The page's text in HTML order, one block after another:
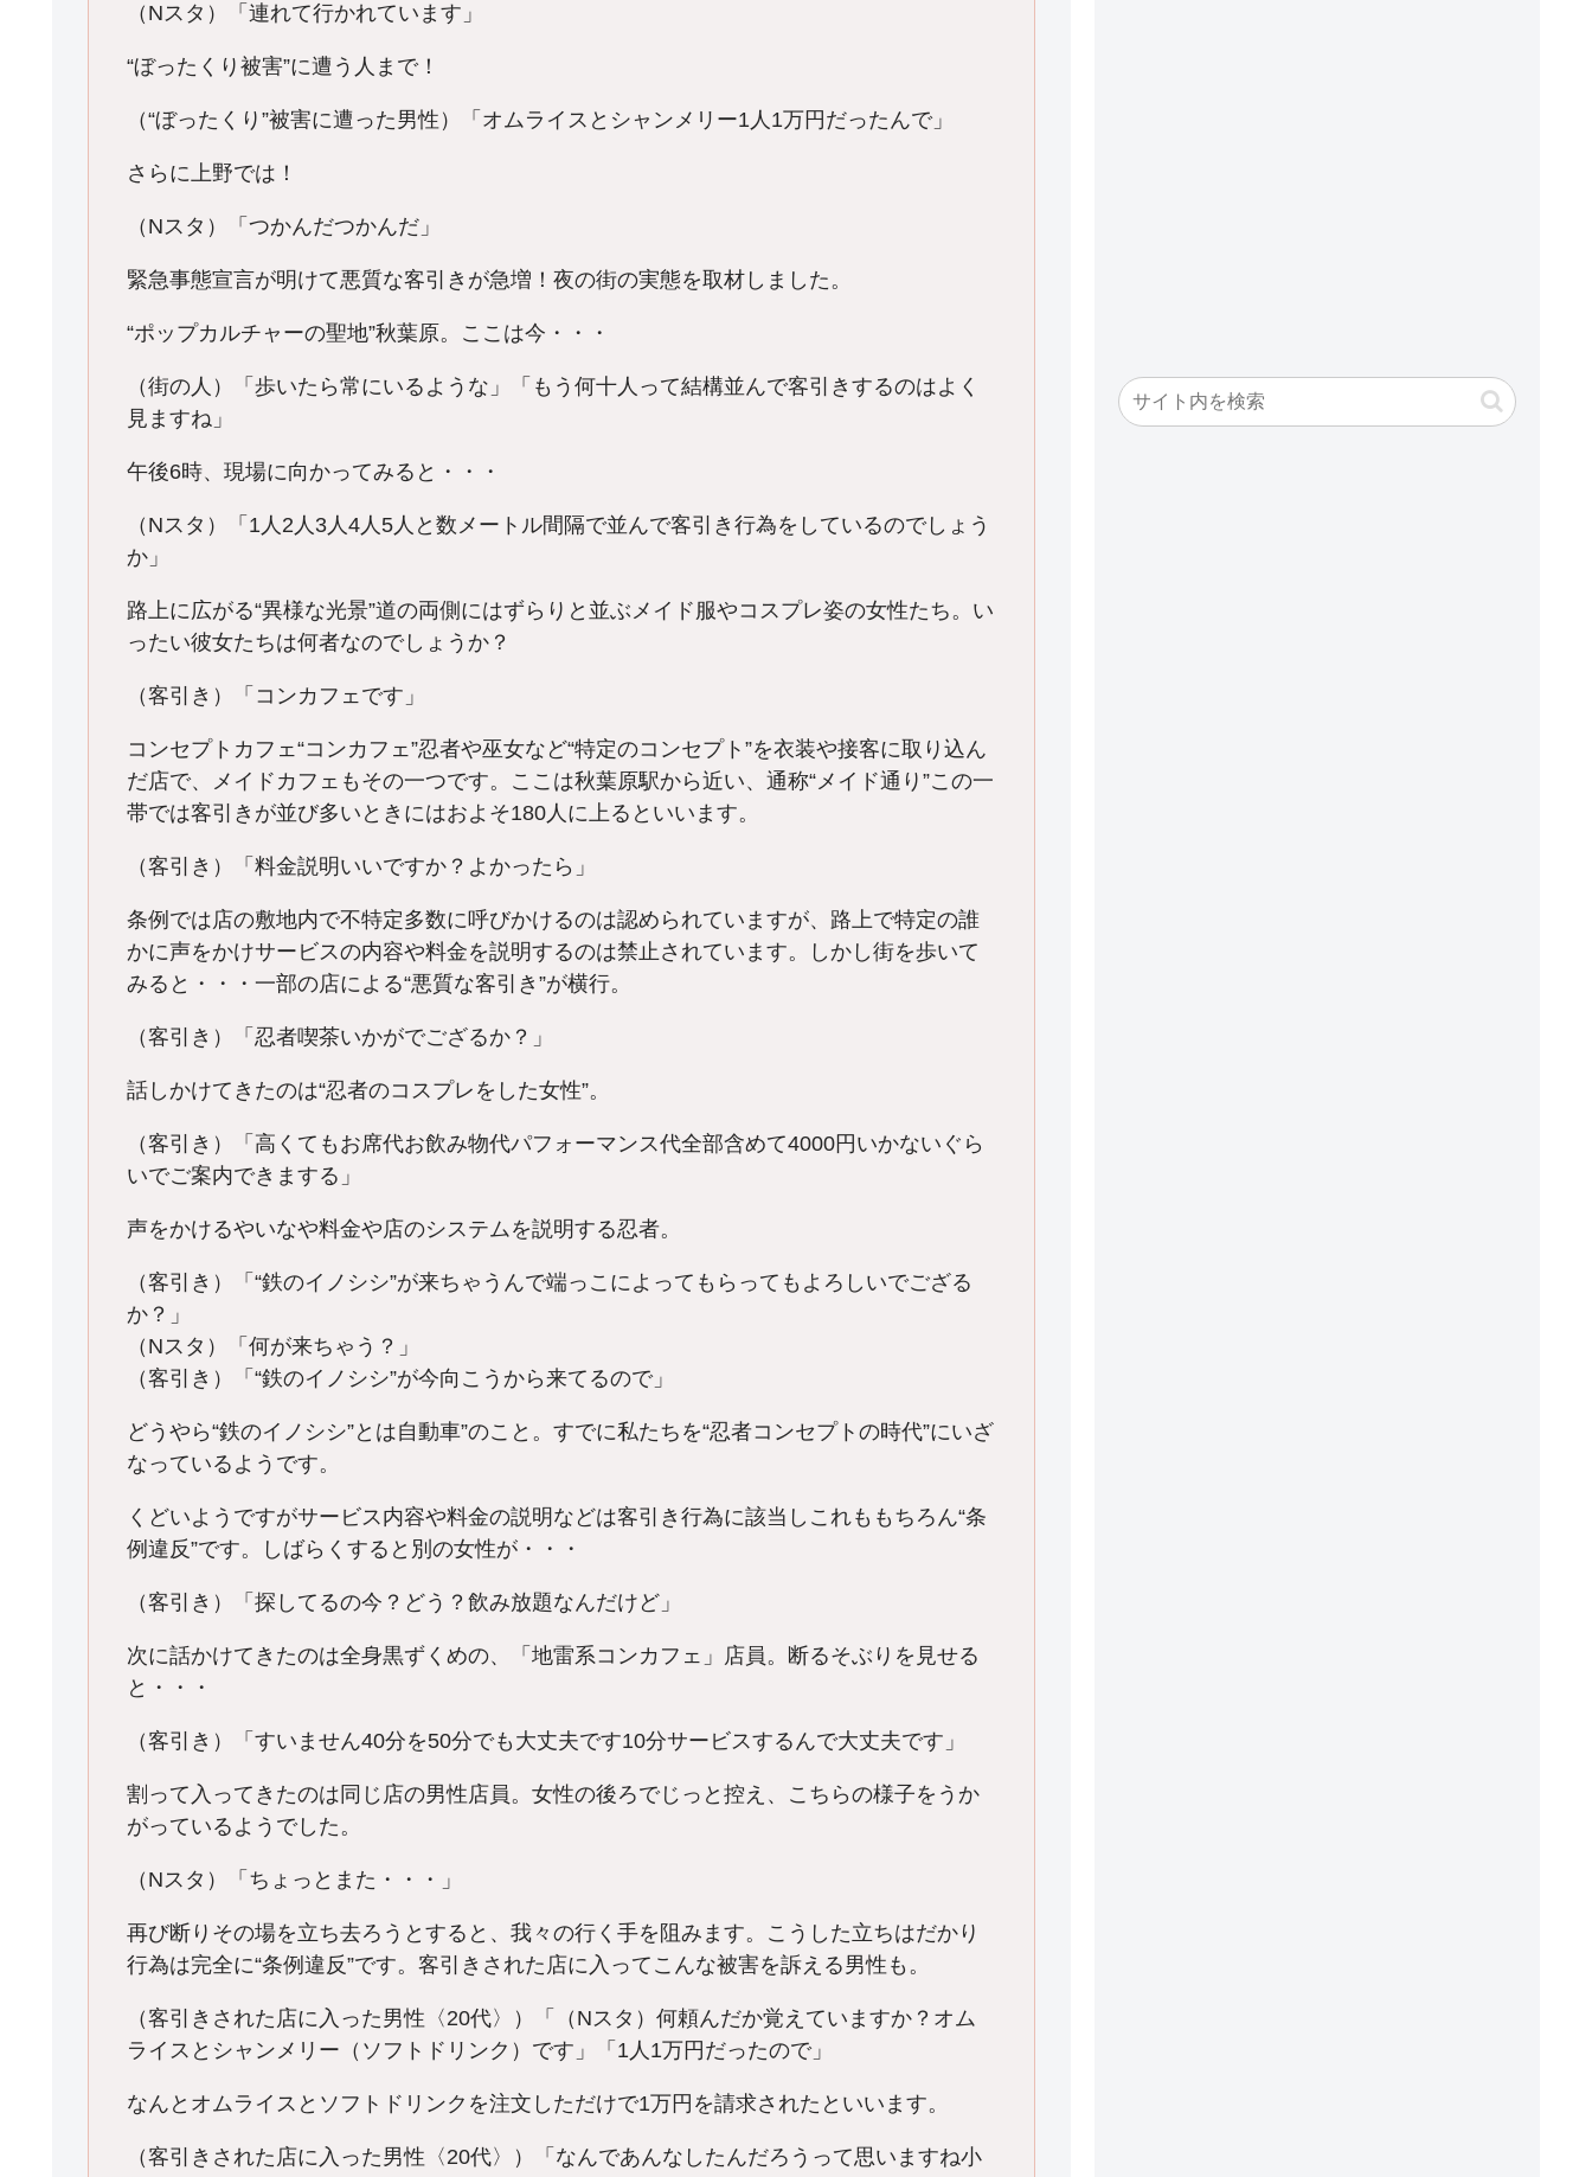
（Nスタ）「連れて行かれています」
“ぼったくり被害”に遭う人まで！
（“ぼったくり”被害に遭った男性）「オムライスとシャンメリー1人1万円だったんで」
さらに上野では！
（Nスタ）「つかんだつかんだ」
緊急事態宣言が明けて悪質な客引きが急増！夜の街の実態を取材しました。
“ポップカルチャーの聖地”秋葉原。ここは今・・・
（街の人）「歩いたら常にいるような」「もう何十人って結構並んで客引きするのはよく
見ますね」
午後6時、現場に向かってみると・・・
（Nスタ）「1人2人3人4人5人と数メートル間隔で並んで客引き行為をしているのでしょう
か」
路上に広がる“異様な光景”道の両側にはずらりと並ぶメイド服やコスプレ姿の女性たち。い
ったい彼女たちは何者なのでしょうか？
（客引き）「コンカフェです」
コンセプトカフェ“コンカフェ”忍者や巫女など“特定のコンセプト”を衣装や接客に取り込ん
だ店で、メイドカフェもその一つです。ここは秋葉原駅から近い、通称“メイド通り”この一
帯では客引きが並び多いときにはおよそ180人に上るといいます。
（客引き）「料金説明いいですか？よかったら」
条例では店の敷地内で不特定多数に呼びかけるのは認められていますが、路上で特定の誰
かに声をかけサービスの内容や料金を説明するのは禁止されています。しかし街を歩いて
みると・・・一部の店による“悪質な客引き”が横行。
（客引き）「忍者喫茶いかがでござるか？」
話しかけてきたのは“忍者のコスプレをした女性”。
（客引き）「高くてもお席代お飲み物代パフォーマンス代全部含めて4000円いかないぐら
いでご案内できまする」
声をかけるやいなや料金や店のシステムを説明する忍者。
（客引き）「“鉄のイノシシ”が来ちゃうんで端っこによってもらってもよろしいでござる
か？」
（Nスタ）「何が来ちゃう？」
（客引き）「“鉄のイノシシ”が今向こうから来てるので」
どうやら“鉄のイノシシ”とは自動車”のこと。すでに私たちを“忍者コンセプトの時代”にいざ
なっているようです。
くどいようですがサービス内容や料金の説明などは客引き行為に該当しこれももちろん“条
例違反”です。しばらくすると別の女性が・・・
（客引き）「探してるの今？どう？飲み放題なんだけど」
次に話かけてきたのは全身黒ずくめの、「地雷系コンカフェ」店員。断るそぶりを見せる
と・・・
（客引き）「すいません40分を50分でも大丈夫です10分サービスするんで大丈夫です」
割って入ってきたのは同じ店の男性店員。女性の後ろでじっと控え、こちらの様子をうか
がっているようでした。
（Nスタ）「ちょっとまた・・・」
再び断りその場を立ち去ろうとすると、我々の行く手を阻みます。こうした立ちはだかり
行為は完全に“条例違反”です。客引きされた店に入ってこんな被害を訴える男性も。
（客引きされた店に入った男性〈20代〉）「（Nスタ）何頼んだか覚えていますか？オム
ライスとシャンメリー（ソフトドリンク）です」「1人1万円だったので」
なんとオムライスとソフトドリンクを注文しただけで1万円を請求されたといいます。
（客引きされた店に入った男性〈20代〉）「なんであんなしたんだろうって思いますね小